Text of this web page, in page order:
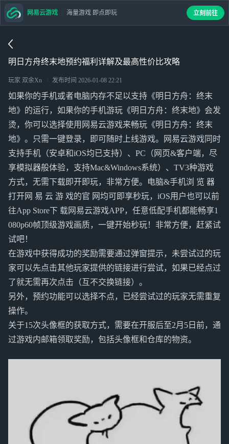
明日方舟终末地预约福利详解及最高性价比攻略
玩家 双余Xn 发布时间 2026-01-08 22:21
如果你的手机或者电脑内存不足以支持《明日方舟：终末
地》的运行，如果你的手机游玩《明日方舟：终末地》会发
烫，你可以选择使用网易云游戏来畅玩《明日方舟：终末
地》。只需一键登录，即可随时上线游戏。网易云游戏同时
支持手机（安卓和iOS均已支持）、PC（网页&客户端，尽
享模拟器般体验，支持Mac&Windows系统）、TV3种游戏
方式，无需下载即开即玩，非常方便。电脑&手机浏 览 器
打开网 易 云 游 戏的官 网均可即享秒玩，iOS用户也可以前
往App Store下 载网易云游戏APP，任意低配手机都能畅享1
080p60帧顶级游戏画质，一键开始秒玩！非常方便，赶紧试
试吧！
在游戏中获得成功的奖励需要通过弹窗提示，未尝试过的玩
家可以先点击其他玩家提供的链接进行尝试，如果已经点过
了就无需再次点击（互不交换链接）。
另外，预约功能可以选择不点，已经尝试过的玩家无需重复
操作。
关于15次头像框的获取方式，需要在开服后至2月5日前，通
过游戏内邮箱领取奖励，包括头像框和仓库的物资。
网易云游戏 海量游戏 即点即玩 立刻前往